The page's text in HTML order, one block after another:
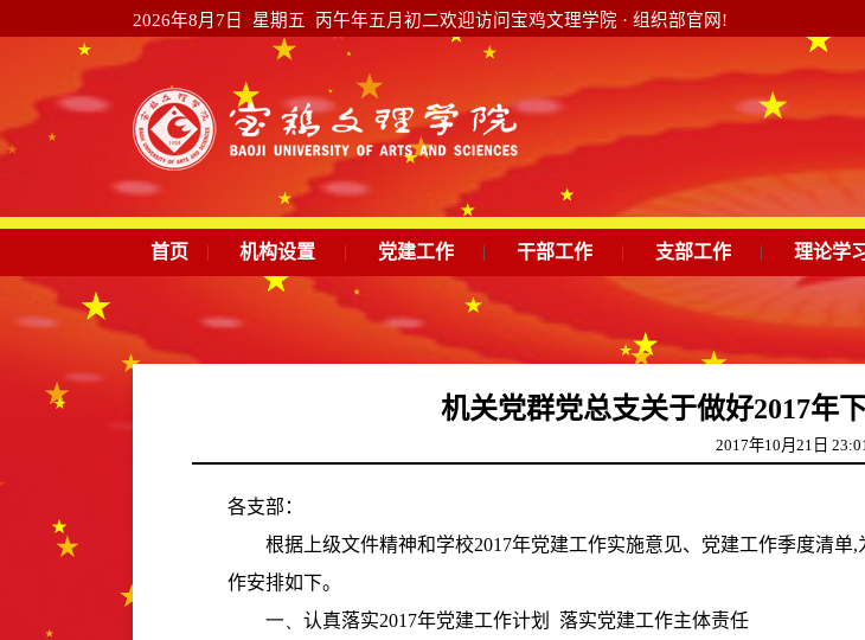
2026年8月7日 星期五 丙午年五月初二欢迎访问宝鸡文理学院 · 组织部官网!
首页 | 机构设置 | 党建工作 | 干部工作 | 支部工作 | 理论学
机关党群党总支关于做好2017年
2017年10月21日
各支部：
根据上级文件精神和学校2017年党建工作实施意见、党建工作季度清单,
作安排如下。
一、 认真落实2017年党建工作计划
落实党建工作主体责任